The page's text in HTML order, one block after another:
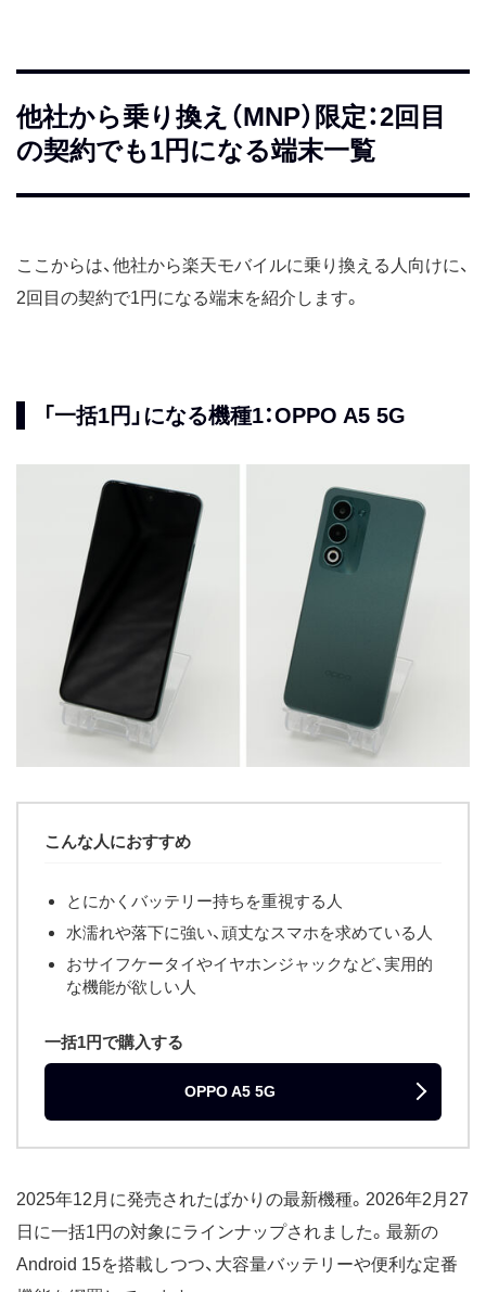
他社から乗り換え（MNP）限定：2回目
の契約でも1円になる端末一覧
ここからは、他社から楽天モバイルに乗り換える人向けに、
2回目の契約で1円になる端末を紹介します。
「一括1円」になる機種1：OPPO A5 5G
こんな人におすすめ
とにかくバッテリー持ちを重視する人
水濡れや落下に強い、頑丈なスマホを求めている人
おサイフケータイやイヤホンジャックなど、実用的
な機能が欲しい人
一括1円で購入する
OPPO A5 5G
2025年12月に発売されたばかりの最新機種。2026年2月27
日に一括1円の対象にラインナップされました。最新の
Android 15を搭載しつつ、大容量バッテリーや便利な定番